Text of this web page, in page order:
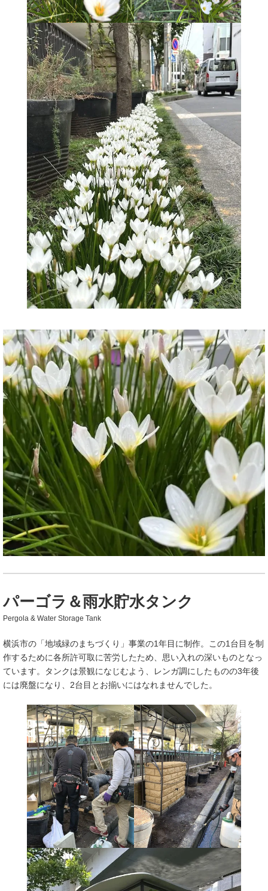
パーゴラ＆雨水貯水タンク
Pergola & Water Storage Tank
横浜市の「地域緑のまちづくり」事業の1年目に制作。この1台目を制
作するために各所許可取に苦労したため、思い入れの深いものとなっ
ています。タンクは景観になじむよう、レンガ調にしたものの3年後
には廃盤になり、2台目とお揃いにはなれませんでした。